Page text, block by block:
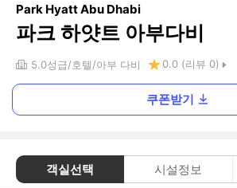
Park Hyatt Abu Dhabi
파크 하얏트 아부다비
5.0성급 호텔 아부 다비 0.0 (리뷰 0)
쿠폰받기
객실선택 시설정보